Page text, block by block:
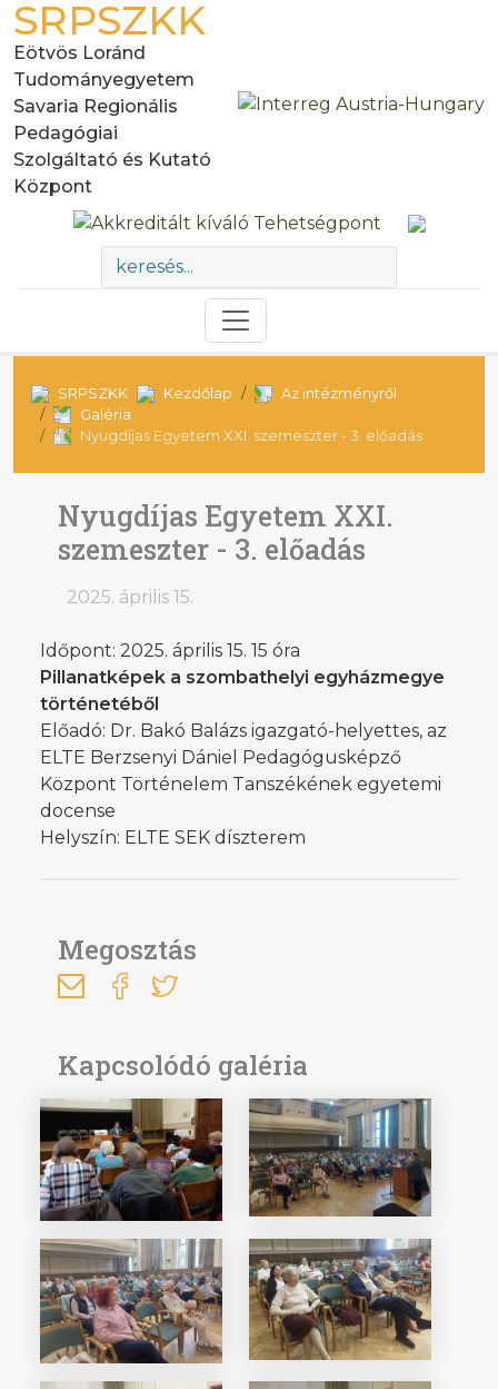
SRPSZKK
Eötvös Loránd
Tudományegyetem
Savaria Regionális
Pedagógiai
Szolgáltató és Kutató
Központ
SRPSZKK Kezdőlap
Az intézményről
Galéria
Nyugdíjas Egyetem XXI. szemeszter - 3. előadás
Nyugdíjas Egyetem XXI.
szemeszter - 3. előadás
2025. április 15.
Időpont: 2025. április 15. 15 óra
Pillanatképek a szombathelyi egyházmegye
történetéből
Előadó: Dr. Bakó Balázs igazgató-helyettes, az
ELTE Berzsenyi Dániel Pedagógusképző
Központ Történelem Tanszékének egyetemi
docense
Helyszín: ELTE SEK díszterem
Megosztás
Kapcsolódó galéria